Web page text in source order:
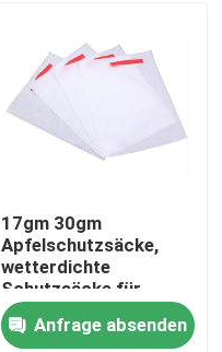
17gm 30gm
Apfelschutzsäcke,
wetterdichte
Schutzsäcke für
Obstbäume
Anfrage absenden